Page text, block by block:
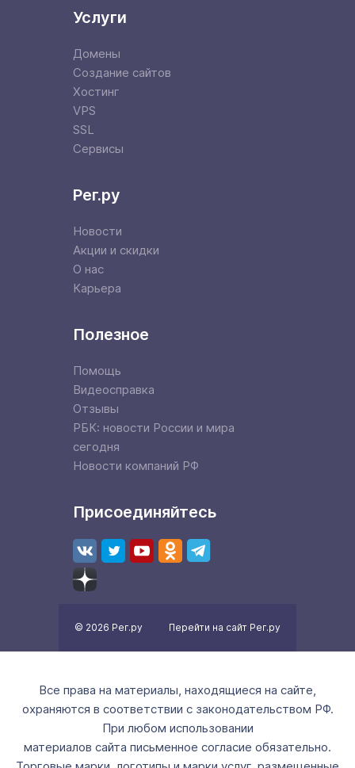
Услуги
Домены
Создание сайтов
Хостинг
VPS
SSL
Сервисы
Рег.ру
Новости
Акции и скидки
О нас
Карьера
Полезное
Помощь
Видеосправка
Отзывы
РБК: новости России и мира
сегодня
Новости компаний РФ
Присоединяйтесь
© 2026 Рег.ру Перейти на сайт Рег.ру
Все права на материалы, находящиеся на сайте,
охраняются в соответствии с законодательством РФ.
При любом использовании
материалов сайта письменное согласие обязательно.